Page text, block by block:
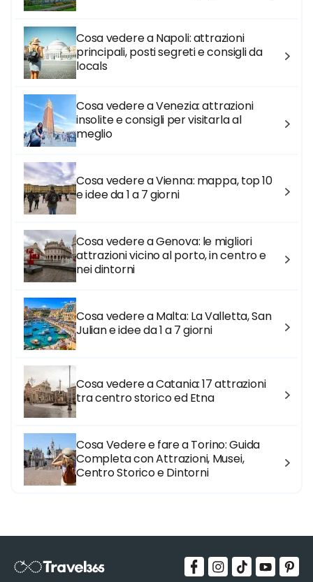
Cosa vedere a Napoli: attrazioni
principali, posti segreti e consigli da
locals
Cosa vedere a Venezia: attrazioni
insolite e consigli per visitarla al
meglio
Cosa vedere a Vienna: mappa, top 10
e idee da 1 a 7 giorni
Cosa vedere a Genova: le migliori
attrazioni vicino al porto, in centro e
nei dintorni
Cosa vedere a Malta: La Valletta, San
Julian e idee da 1 a 7 giorni
Cosa vedere a Catania: 17 attrazioni
tra centro storico ed Etna
Cosa Vedere e fare a Torino: Guida
Completa con Attrazioni, Musei,
Centro Storico e Dintorni